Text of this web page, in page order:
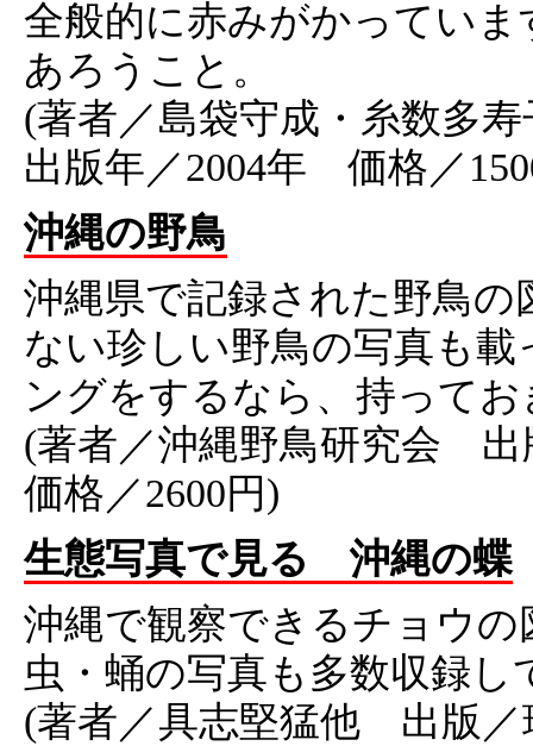
全般的に赤みがかってい
あろうこと。
(著者／島袋守成・糸数
出版年／2004年 価格／
沖縄の野鳥
沖縄県で記録された野鳥
ない珍しい野鳥の写真も
ングをするなら、持って
(著者／沖縄野鳥研究会
価格／2600円)
生態写真で見る 沖縄の蝶
沖縄で観察できるチョウ
虫・蛹の写真も多数収録し
(著者／具志堅猛他 出版